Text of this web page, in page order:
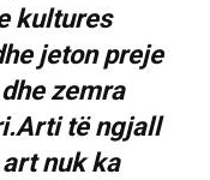
kultures
jeton preje
zemra
të ngjall
nuk ka